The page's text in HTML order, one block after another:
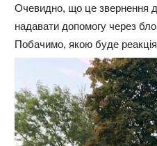
Очевидно, що це звернення
надавати допомогу через
Побачимо, якою буде